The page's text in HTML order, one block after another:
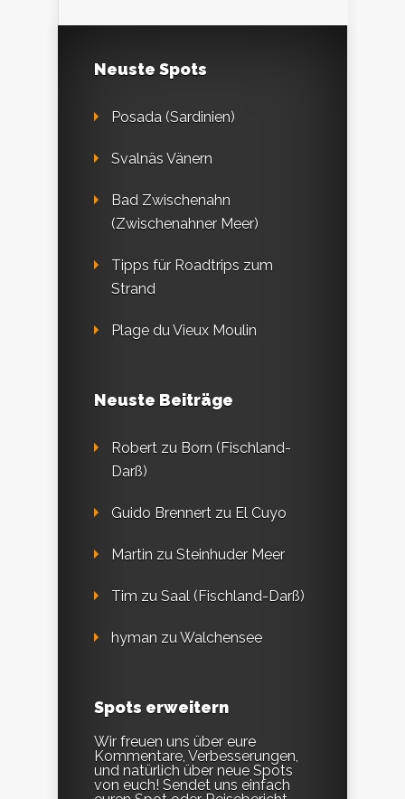
Neuste Spots
Posada (Sardinien)
Svalnäs Vänern
Bad Zwischenahn
(Zwischenahner Meer)
Tipps für Roadtrips zum
Strand
Plage du Vieux Moulin
Neuste Beiträge
Robert zu Born (Fischland-
Darß)
Guido Brennert zu El Cuyo
Martin zu Steinhuder Meer
Tim zu Saal (Fischland-Darß)
hyman zu Walchensee
Spots erweitern
Wir freuen uns über eure
Kommentare, Verbesserungen,
und natürlich über neue Spots
von euch! Sendet uns einfach